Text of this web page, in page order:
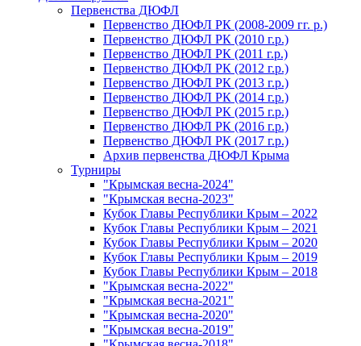
Первенства ДЮФЛ
Первенство ДЮФЛ РК (2008-2009 гг. р.)
Первенство ДЮФЛ РК (2010 г.р.)
Первенство ДЮФЛ РК (2011 г.р.)
Первенство ДЮФЛ РК (2012 г.р.)
Первенство ДЮФЛ РК (2013 г.р.)
Первенство ДЮФЛ РК (2014 г.р.)
Первенство ДЮФЛ РК (2015 г.р.)
Первенство ДЮФЛ РК (2016 г.р.)
Первенство ДЮФЛ РК (2017 г.р.)
Архив первенства ДЮФЛ Крыма
Турниры
"Крымская весна-2024"
"Крымская весна-2023"
Кубок Главы Республики Крым – 2022
Кубок Главы Республики Крым – 2021
Кубок Главы Республики Крым – 2020
Кубок Главы Республики Крым – 2019
Кубок Главы Республики Крым – 2018
"Крымская весна-2022"
"Крымская весна-2021"
"Крымская весна-2020"
"Крымская весна-2019"